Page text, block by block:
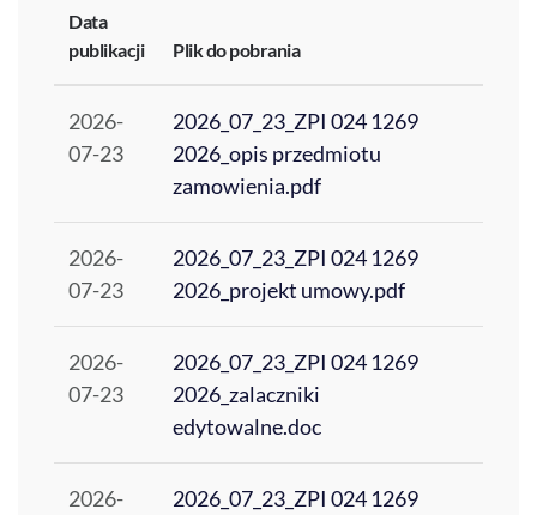
Data
publikacji
Plik do pobrania
2026-
07-23
2026_07_23_ZPI 024 1269
2026_opis przedmiotu
zamowienia.pdf
2026-
07-23
2026_07_23_ZPI 024 1269
2026_projekt umowy.pdf
2026-
07-23
2026_07_23_ZPI 024 1269
2026_zalaczniki
edytowalne.doc
2026-
2026_07_23_ZPI 024 1269